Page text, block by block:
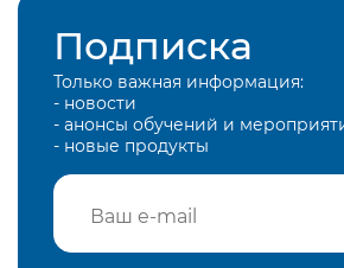
Подписка
Только важная информация:
- новости
- анонсы обучений и
- новые продукты